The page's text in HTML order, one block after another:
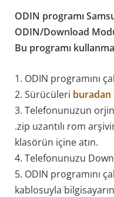
ODIN programı
ODIN/Download
Bu programı
1. ODIN programını
2. Sürücüleri buradan
3. Telefonunuzun
.zip uzantılı rom
klasörün içine atın.
4. Telefonunuzu
5. ODIN programını
kablosuyla